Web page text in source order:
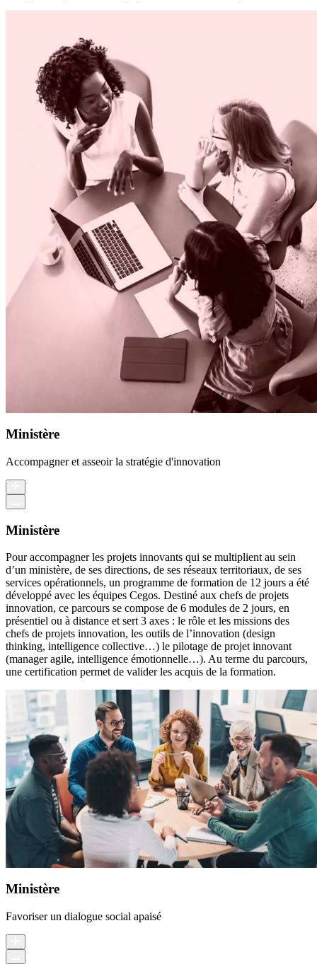
Ministère
Accompagner et asseoir la stratégie d'innovation
Ministère
Pour accompagner les projets innovants qui se multiplient au sein
d’un ministère, de ses directions, de ses réseaux territoriaux, de ses
services opérationnels, un programme de formation de 12 jours a été
développé avec les équipes Cegos. Destiné aux chefs de projets
innovation, ce parcours se compose de 6 modules de 2 jours, en
présentiel ou à distance et sert 3 axes : le rôle et les missions des
chefs de projets innovation, les outils de l’innovation (design
thinking, intelligence collective…) le pilotage de projet innovant
(manager agile, intelligence émotionnelle…). Au terme du parcours,
une certification permet de valider les acquis de la formation.
Ministère
Favoriser un dialogue social apaisé